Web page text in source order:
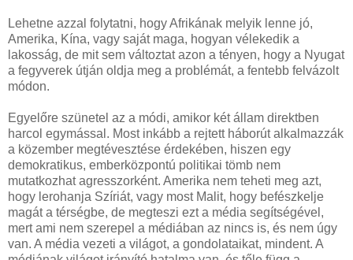
Lehetne azzal folytatni, hogy Afrikának melyik lenne jó,
Amerika, Kína, vagy saját maga, hogyan vélekedik a
lakosság, de mit sem változtat azon a tényen, hogy a Nyugat
a fegyverek útján oldja meg a problémát, a fentebb felvázolt
módon.
Egyelőre szünetel az a módi, amikor két állam direktben
harcol egymással. Most inkább a rejtett háborút alkalmazzák
a közember megtévesztése érdekében, hiszen egy
demokratikus, emberközpontú politikai tömb nem
mutatkozhat agresszorként. Amerika nem teheti meg azt,
hogy lerohanja Szíriát, vagy most Malit, hogy befészkelje
magát a térségbe, de megteszi ezt a média segítségével,
mert ami nem szerepel a médiában az nincs is, és nem úgy
van. A média vezeti a világot, a gondolataikat, mindent. A